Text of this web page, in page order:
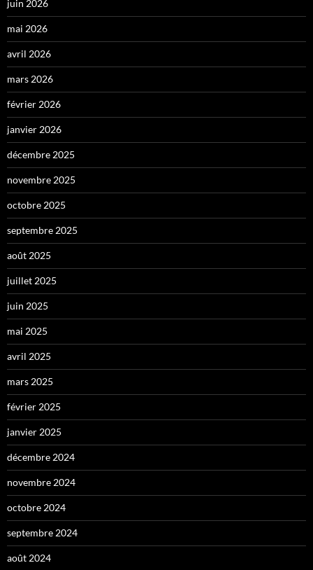
juin 2026
mai 2026
avril 2026
mars 2026
février 2026
janvier 2026
décembre 2025
novembre 2025
octobre 2025
septembre 2025
août 2025
juillet 2025
juin 2025
mai 2025
avril 2025
mars 2025
février 2025
janvier 2025
décembre 2024
novembre 2024
octobre 2024
septembre 2024
août 2024